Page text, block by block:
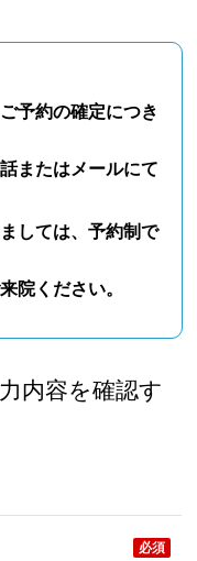
予約の確定につき
またはメールにて
しては、予約制で
院ください。
内容を確認す
必須